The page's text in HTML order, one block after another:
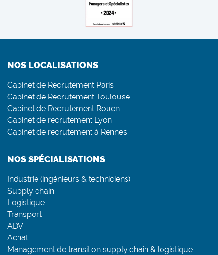
NOS LOCALISATIONS
Cabinet de Recrutement Paris
Cabinet de Recrutement Toulouse
Cabinet de Recrutement Rouen
Cabinet de recrutement Lyon
Cabinet de recrutement à Rennes
NOS SPÉCIALISATIONS
Industrie (ingénieurs & techniciens)
Supply chain
Logistique
Transport
ADV
Achat
Management de transition supply chain & logistique